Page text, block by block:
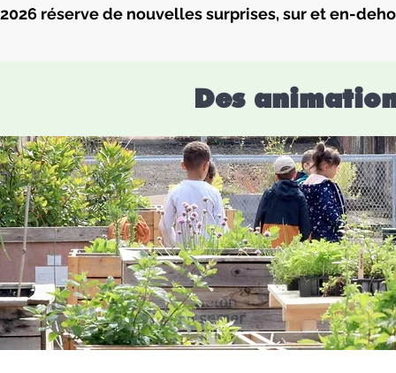
2026 réserve de nouvelles surprises, sur et en-
Des